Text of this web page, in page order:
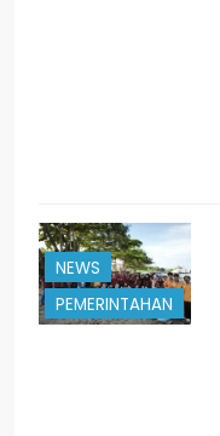
NEWS
PEMERINTAHAN